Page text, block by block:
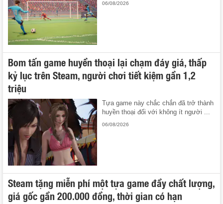
06/08/2026
Bom tấn game huyền thoại lại chạm đáy giá, thấp
kỷ lục trên Steam, người chơi tiết kiệm gần 1,2
triệu
Tựa game này chắc chắn đã trở thành
huyền thoại đối với không ít người ...
06/08/2026
Steam tặng miễn phí một tựa game đầy chất lượng,
giá gốc gần 200.000 đồng, thời gian có hạn